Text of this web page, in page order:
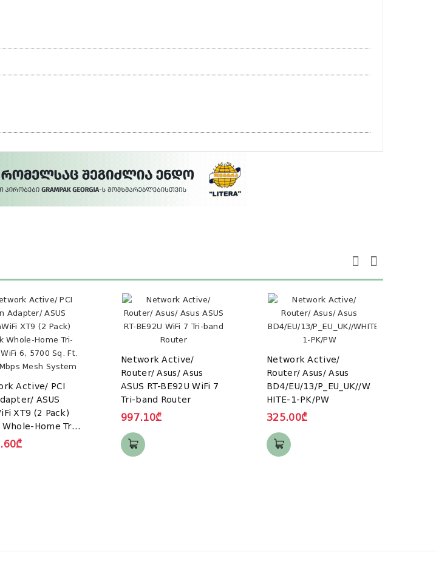
Active/ PCI
ASUS
XT9 (2 Pack)
Whole-Home Tri-
6, 5700 Sq.
Network Active/
Router/ Asus/ Asus
ASUS RT-BE92U WiFi 7
Tri-band Router
997.10₾
Network Active/
Router/ Asus/ Asus
BD4/EU/13/P_EU_UK//W
HITE-1-PK/PW
325.00₾